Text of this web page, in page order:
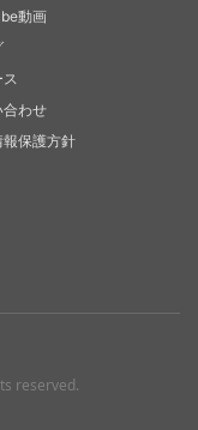
動画
ス
合わせ
報保護方針
reserved.